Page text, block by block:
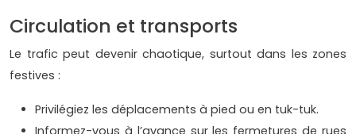
Circulation et transports
Le trafic peut devenir chaotique, surtout dans les zones
festives :
Privilégiez les déplacements à pied ou en tuk-tuk.
Informez-vous à l’avance sur les fermetures de rues